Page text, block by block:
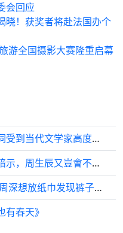
会回应
晓！获奖者将赴法国办个
游全国摄影大赛隆重启幕
近日，青年作家钱明辉一条作词受到当代文学家高度点评并被文学载体永久收录
連桓愈先生的書童都在向吾王暗示，周生辰又豈會不知？
周深亲身证明衣服兜有多重要 周深想放纸巾发现裤子没有兜
春天》